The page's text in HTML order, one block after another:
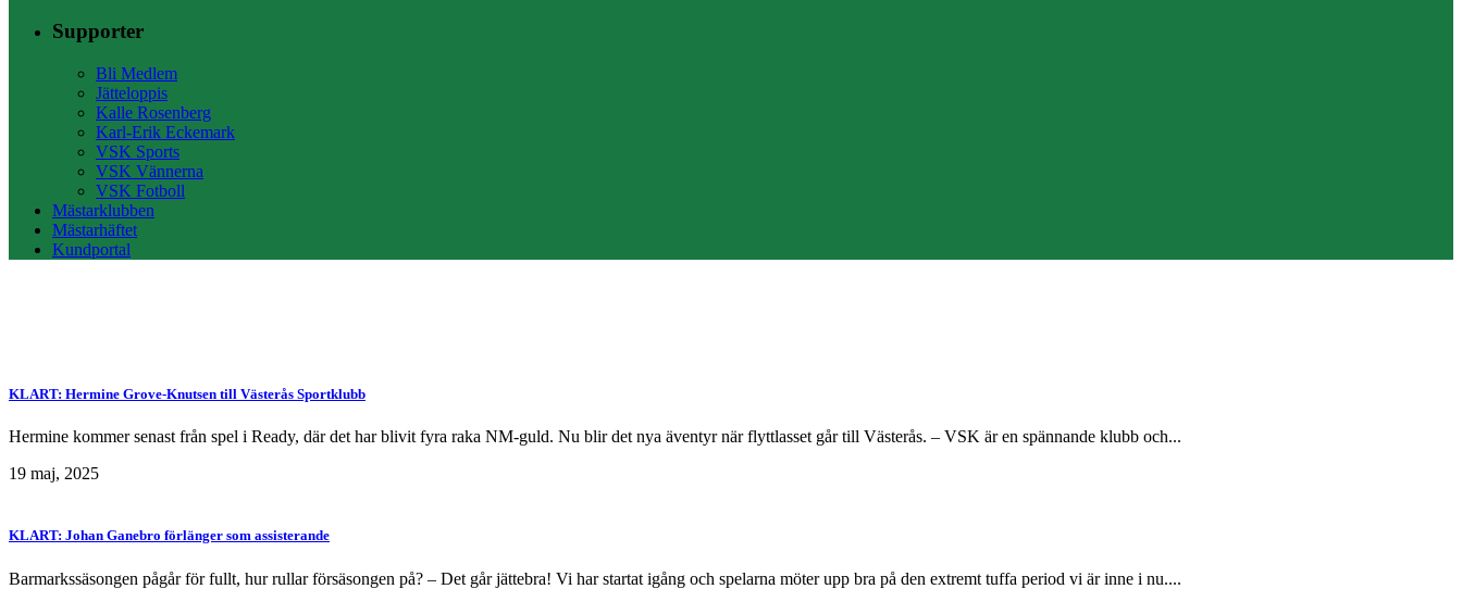
Supporter
Bli Medlem
Jätteloppis
Kalle Rosenberg
Karl-Erik Eckemark
VSK Sports
VSK Vännerna
VSK Fotboll
Mästarklubben
Mästarhäftet
Kundportal
KLART: Hermine Grove-Knutsen till Västerås Sportklubb
Hermine kommer senast från spel i Ready, där det har blivit fyra raka NM-guld. Nu blir det nya äventyr när flyttlasset går till Västerås. – VSK är en spännande klubb och...
19 maj, 2025
KLART: Johan Ganebro förlänger som assisterande
Barmarkssäsongen pågår för fullt, hur rullar försäsongen på? – Det går jättebra! Vi har startat igång och spelarna möter upp bra på den extremt tuffa period vi är inne i nu....